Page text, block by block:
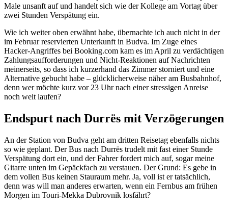
Male unsanft auf und handelt sich wie der Kollege am Vortag über
zwei Stunden Verspätung ein.
Wie ich weiter oben erwähnt habe, übernachte ich auch nicht in der
im Februar reservierten Unterkunft in Budva. Im Zuge eines
Hacker-Angriffes bei Booking.com kam es im April zu verdächtigen
Zahlungsaufforderungen und Nicht-Reaktionen auf Nachrichten
meinerseits, so dass ich kurzerhand das Zimmer storniert und eine
Alternative gebucht habe – glücklicherweise näher am Busbahnhof,
denn wer möchte kurz vor 23 Uhr nach einer stressigen Anreise
noch weit laufen?
Endspurt nach Durrës mit Verzögerungen
An der Station von Budva geht am dritten Reisetag ebenfalls nichts
so wie geplant. Der Bus nach Durrës trudelt mit fast einer Stunde
Verspätung dort ein, und der Fahrer fordert mich auf, sogar meine
Gitarre unten im Gepäckfach zu verstauen. Der Grund: Es gebe in
dem vollen Bus keinen Stauraum mehr. Ja, voll ist er tatsächlich,
denn was will man anderes erwarten, wenn ein Fernbus am frühen
Morgen im Touri-Mekka Dubrovnik losfährt?